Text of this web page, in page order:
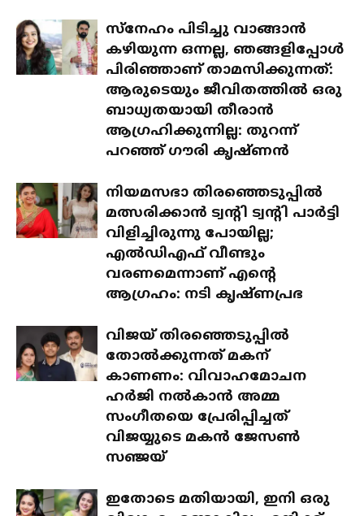
സ്‌നേഹം പിടിച്ചു വാങ്ങാൻ
കഴിയുന്ന ഒന്നല്ല, ഞങ്ങളിപ്പോൾ
പിരിഞ്ഞാണ് താമസിക്കുന്നത്:
ആരുടെയും ജീവിതത്തിൽ ഒരു
ബാധ്യതയായി തീരാൻ
ആഗ്രഹിക്കുന്നില്ല: തുറന്ന്
പറഞ്ഞ് ഗൗരി കൃഷ്ണൻ
നിയമസഭാ തിരഞ്ഞെടുപ്പിൽ
മത്സരിക്കാൻ ട്വന്റി ട്വന്റി പാർട്ടി
വിളിച്ചിരുന്നു പോയില്ല;
എൽഡിഎഫ് വീണ്ടും
വരണമെന്നാണ് എന്റെ
ആഗ്രഹം: നടി കൃഷ്ണപ്രഭ
വിജയ് തിരഞ്ഞെടുപ്പിൽ
തോൽക്കുന്നത് മകന്
കാണണം: വിവാഹമോചന
ഹർജി നൽകാൻ അമ്മ
സംഗീതയെ പ്രേരിപ്പിച്ചത്
വിജയ്യുടെ മകൻ ജേസൺ
സഞ്ജയ്
ഇതോടെ മതിയായി, ഇനി ഒരു